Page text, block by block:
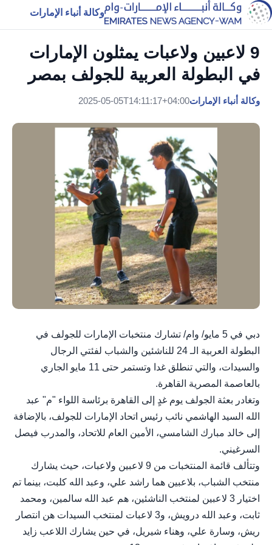
وكالة أنباء الإمارات
9 لاعبين ولاعبات يمثلون الإمارات
في البطولة العربية للجولف بمصر
وكالة أنباء الإمارات2025-05-05T14:11:17+04:00
دبي في 5 مايو/ وام/ تشارك منتخبات الإمارات للجولف في
البطولة العربية الـ 24 للناشئين والشباب لفئتي الرجال
والسيدات، والتي تنطلق غدا وتستمر حتى 11 مايو الجاري
بالعاصمة المصرية القاهرة.
وتغادر بعثة الجولف يوم غدٍ إلى القاهرة برئاسة اللواء "م" عبد
الله السيد الهاشمي نائب رئيس اتحاد الإمارات للجولف، بالإضافة
إلى خالد مبارك الشامسي، الأمين العام للاتحاد، والمدرب فيصل
السرغيني.
وتتألف قائمة المنتخبات من 9 لاعبين ولاعبات، حيث يشارك
منتخب الشباب، بلاعبين هما راشد علي، وعبد الله كلبت، بينما تم
اختيار 3 لاعبين لمنتخب الناشئين، هم عبد الله سالمين، ومحمد
ثابت، وعبد الله درويش، و3 لاعبات لمنتخب السيدات هن انتصار
ريش، وسارة علي، وهناء شيريل، في حين يشارك اللاعب زايد